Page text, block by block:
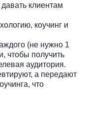
клиентам
коучинг и
(не нужно 1
чтобы получить
аудитория.
а передают
что